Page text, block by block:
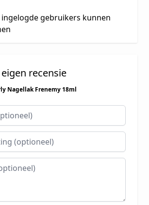
ingelogde gebruikers kunnen
recensie
Nagellak Frenemy 18ml